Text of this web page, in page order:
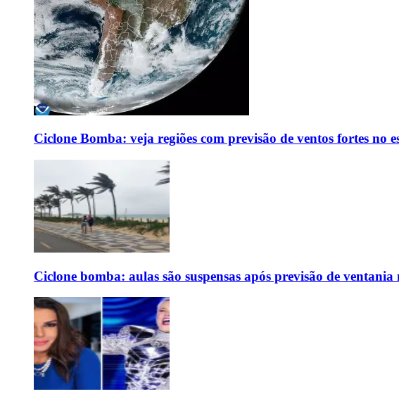
Ciclone Bomba: veja regiões com previsão de ventos fortes no
Ciclone bomba: aulas são suspensas após previsão de ventania